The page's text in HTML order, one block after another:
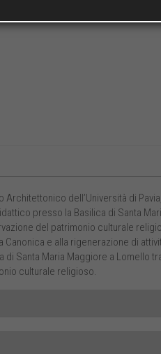
Architettonico dell’Università di
presso la Basilica di Santa
del patrimonio culturale
Canonica e alla rigenerazione di
di Santa Maria Maggiore a Lomello
culturale religioso.